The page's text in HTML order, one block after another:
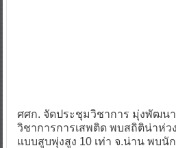
ศศก. จัดประชุมวิชาการ มุ่งพัฒน
วิชาการการเสพติด พบสถิติน่าห่ว
แบบสูบพุ่งสูง 10 เท่า จ.น่าน พบนั